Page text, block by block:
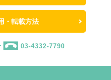
・転載方法
03-4332-7790